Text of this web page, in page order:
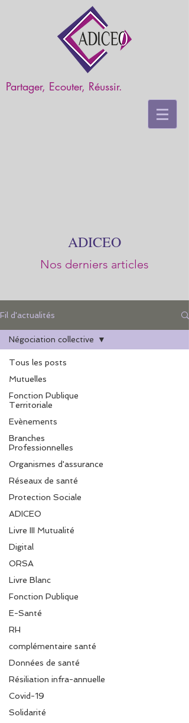
Partager, Ecouter, Réussir.
ADICEO
Nos derniers articles
Fil d'actualités
Tous les posts
Mutuelles
Fonction Publique
Territoriale
Evènements
Branches
Professionnelles
Organismes d'assurance
Réseaux de santé
Protection Sociale
ADICEO
Livre III Mutualité
Digital
ORSA
Livre Blanc
Fonction Publique
E-Santé
RH
complémentaire santé
Données de santé
Résiliation infra-annuelle
Covid-19
Solidarité
Négociation collective